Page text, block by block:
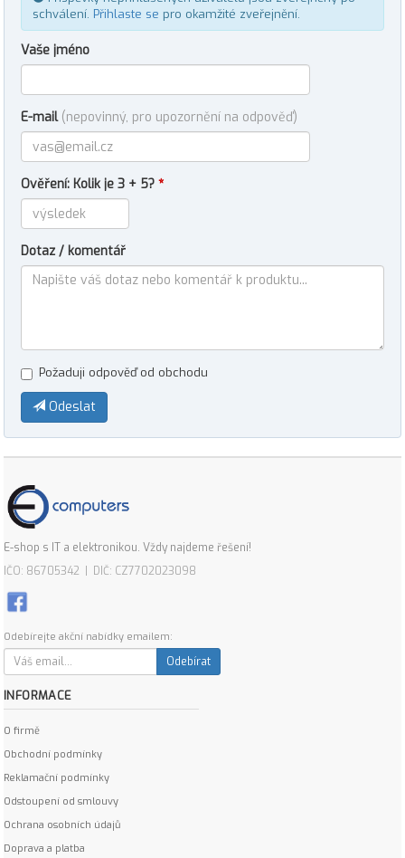
schválení. Přihlaste se pro okamžité zveřejnění.
Vaše jméno
E-mail (nepovinný, pro upozornění na odpověď)
Ověření: Kolik je 3 + 5? *
Dotaz / komentář
Požaduji odpověď od obchodu
Odeslat
E-shop s IT a elektronikou. Vždy najdeme řešení!
IČO: 86705342 | DIČ: CZ7702023098
Odebírejte akční nabídky emailem:
Odebírat
INFORMACE
O firmě
Obchodní podmínky
Reklamační podmínky
Odstoupení od smlouvy
Ochrana osobních údajů
Doprava a platba